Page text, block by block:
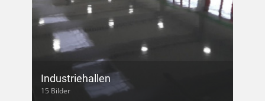
Industriehallen
15 Bilder